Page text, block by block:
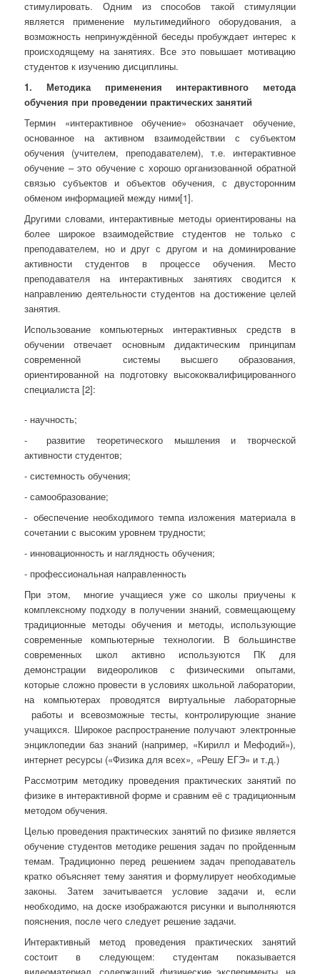
стимулировать. Одним из способов такой стимуляции
является применение мультимедийного оборудования, а
возможность непринуждённой беседы пробуждает интерес к
происходящему на занятиях. Все это повышает мотивацию
студентов к изучению дисциплины.
1.
Методикаприменения интерактивного метода
обучения при проведении практических занятий
Термин «интерактивное обучение» обозначает обучение,
основанное на активном взаимодействии с субъектом
обучения (учителем, преподавателем), т.е. интерактивное
обучение – это обучение с хорошо организованной обратной
связью субъектов и объектов обучения, с двусторонним
обменом информацией между ними[1].
Другими словами, интерактивные методы ориентированы на
более широкое взаимодействие студентов не только с
преподавателем, но и друг с другом и на доминирование
активности студентов в процессе обучения. Место
преподавателя на интерактивных занятиях сводится к
направлению деятельности студентов на достижение целей
занятия.
Использование компьютерных интерактивных средств в
обучении отвечает основным дидактическим принципам
современной
системы высшего образования,
ориентированной на подготовку высококвалифицированного
специалиста [2]:
- научность;
-
развитие теоретического мышления и творческой
активности студентов;
- системность обучения;
- самообразование;
- обеспечение необходимого темпа изложения материала в
сочетании с высоким уровнем трудности;
- инновационность и наглядность обучения;
- профессиональная направленность
При этом,
многие учащиеся уже со школы приучены к
комплексному подходу в получении знаний, совмещающему
традиционные методы обучения и методы, использующие
современные компьютерные технологии. В большинстве
современных школ активно используются ПК для
демонстрации видеороликов с физическими опытами,
которые сложно провести в условиях школьной лаборатории,
на компьютерах проводятся виртуальные лабораторные
работы и всевозможные тесты, контролирующие знание
учащихся. Широкое распространение получают электронные
энциклопедии баз знаний (например, «Кирилл и Мефодий»),
интернет ресурсы («Физика для всех», «Решу ЕГЭ» и т.д.)
Рассмотрим методику проведения практических занятий по
физике в интерактивной форме и сравним её с традиционным
методом обучения.
Целью проведения практических занятий по физике является
обучение студентов методике решения задач по пройденным
темам. Традиционно перед решением задач преподаватель
кратко объясняет тему занятия и формулирует необходимые
законы. Затем зачитывается условие задачи и, если
необходимо, на доске изображаются рисунки и выполняются
пояснения, после чего следует решение задачи.
Интерактивный метод проведения практических занятий
состоит в следующем: студентам показывается